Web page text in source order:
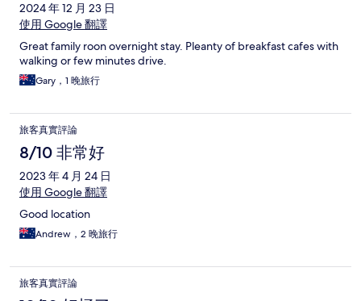
2024 年 12 月 23 日
使用 Google 翻譯
Great family roon overnight stay. Pleanty of breakfast cafes with
walking or few minutes drive.
Gary，1 晚旅行
旅客真實評論
8/10 非常好
2023 年 4 月 24 日
使用 Google 翻譯
Good location
Andrew，2 晚旅行
旅客真實評論